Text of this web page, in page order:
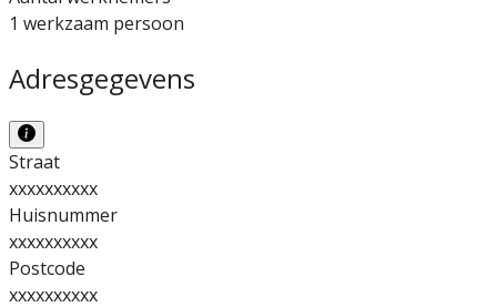
1 werkzaam persoon
Adresgegevens
Straat
xxxxxxxxxx
Huisnummer
xxxxxxxxxx
Postcode
xxxxxxxxxx